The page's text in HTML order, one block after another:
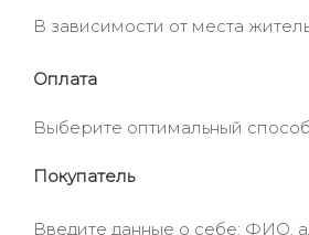
В зависимости от места
Оплата
Выберите оптимальный
Покупатель
Введите данные о себе: ФИО,